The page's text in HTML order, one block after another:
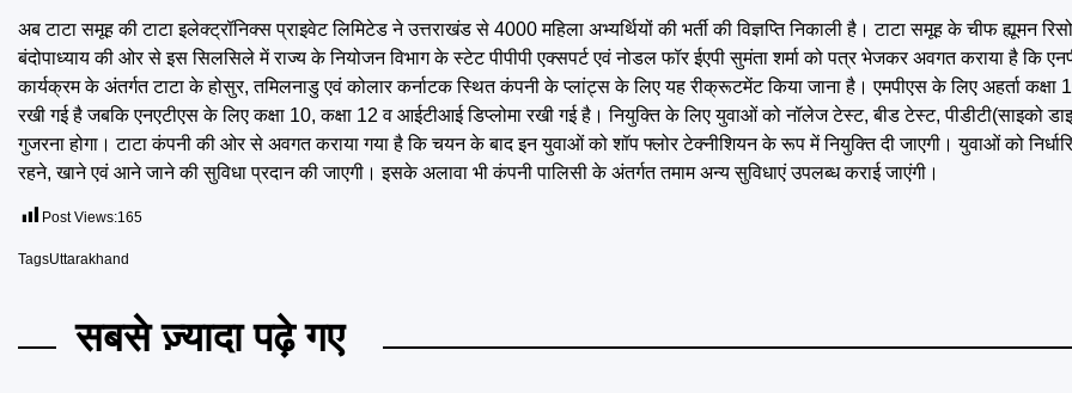
अब टाटा समूह की टाटा इलेक्ट्रॉनिक्स प्राइवेट लिमिटेड ने उत्तराखंड से 4000 महिला अभ्यर्थियों की भर्ती की विज्ञप्ति निकाली है। टाटा समूह के चीफ ह्यूमन
बंदोपाध्याय की ओर से इस सिलसिले में राज्य के नियोजन विभाग के स्टेट पीपीपी एक्सपर्ट एवं नोडल फॉर ईएपी सुमंता शर्मा को पत्र भेजकर अवगत कराया है कि
कार्यक्रम के अंतर्गत टाटा के होसुर, तमिलनाडु एवं कोलार कर्नाटक स्थित कंपनी के प्लांट्स के लिए यह रीक्रूटमेंट किया जाना है। एमपीएस के लिए अहर्ता कक्षा
रखी गई है जबकि एनएटीएस के लिए कक्षा 10, कक्षा 12 व आईटीआई डिप्लोमा रखी गई है। नियुक्ति के लिए युवाओं को नॉलेज टेस्ट, बीड टेस्ट, पीडीटी(साइको
गुजरना होगा। टाटा कंपनी की ओर से अवगत कराया गया है कि चयन के बाद इन युवाओं को शॉप फ्लोर टेक्नीशियन के रूप में नियुक्ति दी जाएगी। युवाओं को
रहने, खाने एवं आने जाने की सुविधा प्रदान की जाएगी। इसके अलावा भी कंपनी पालिसी के अंतर्गत तमाम अन्य सुविधाएं उपलब्ध कराई जाएंगी।
Post Views:165
TagsUttarakhand
सबसे ज़्यादा पढ़े गए